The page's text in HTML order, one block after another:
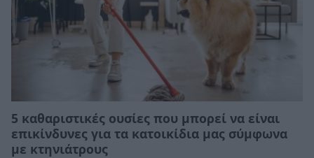
5 καθαριστικές ουσίες που μπορεί να είναι
επικίνδυνες για τα κατοικίδια μας σύμφωνα
με κτηνιάτρους